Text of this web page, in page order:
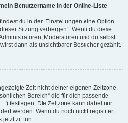
Benutzername in der Online-Liste
du in den Einstellungen eine Option
Sitzung verbergen“. Wenn du diese
Moderatoren und du selbst
dann als unsichtbarer Besucher gezählt.
Zeit nicht deiner eigenen Zeitzone.
Bereich“ die für dich passende
festlegen. Die Zeitzone kann dabei nur
werden. Wenn du noch nicht registriert
jetzt zu tun.